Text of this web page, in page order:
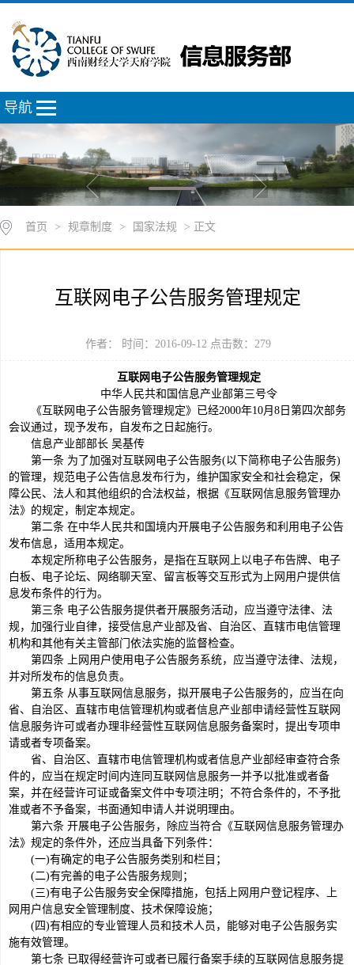
导航
首页 > 规章制度 > 国家法规 > 正文
互联网电子公告服务管理规定
作者： 时间：2016-09-12 点击数： 279
互联网电子公告服务管理规定
中华人民共和国信息产业部第三号令
《互联网电子公告服务管理规定》已经2000年10月8日第四次部务
会议通过，现予发布，自发布之日起施行。
信息产业部部长 吴基传
第一条 为了加强对互联网电子公告服务(以下简称电子公告服务)
的管理，规范电子公告信息发布行为，维护国家安全和社会稳定，保
障公民、法人和其他组织的合法权益，根据《互联网信息服务管理办
法》的规定，制定本规定。
第二条 在中华人民共和国境内开展电子公告服务和利用电子公告
发布信息，适用本规定。
本规定所称电子公告服务，是指在互联网上以电子布告牌、电子
白板、电子论坛、网络聊天室、留言板等交互形式为上网用户提供信
息发布条件的行为。
第三条 电子公告服务提供者开展服务活动，应当遵守法律、法
规，加强行业自律，接受信息产业部及省、自治区、直辖市电信管理
机构和其他有关主管部门依法实施的监督检查。
第四条 上网用户使用电子公告服务系统，应当遵守法律、法规，
并对所发布的信息负责。
第五条 从事互联网信息服务，拟开展电子公告服务的，应当在向
省、自治区、直辖市电信管理机构或者信息产业部申请经营性互联网
信息服务许可或者办理非经营性互联网信息服务备案时，提出专项申
请或者专项备案。
省、自治区、直辖市电信管理机构或者信息产业部经审查符合条
件的，应当在规定时间内连同互联网信息服务一并予以批准或者备
案，并在经营许可证或备案文件中专项注明；不符合条件的，不予批
准或者不予备案，书面通知申请人并说明理由。
第六条 开展电子公告服务，除应当符合《互联网信息服务管理办
法》规定的条件外，还应当具备下列条件：
(一)有确定的电子公告服务类别和栏目；
(二)有完善的电子公告服务规则；
(三)有电子公告服务安全保障措施，包括上网用户登记程序、上
网用户信息安全管理制度、技术保障设施；
(四)有相应的专业管理人员和技术人员，能够对电子公告服务实
施有效管理。
第七条 已取得经营许可或者已履行备案手续的互联网信息服务提